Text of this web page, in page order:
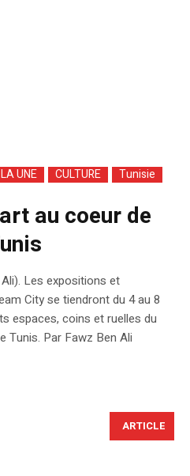
UNE CULTURE Tunisie
au coeur de
Les expositions et
City se tiendront du 4 au 8
espaces, coins et ruelles du
Tunis. Par Fawz Ben Ali
ARTICLE